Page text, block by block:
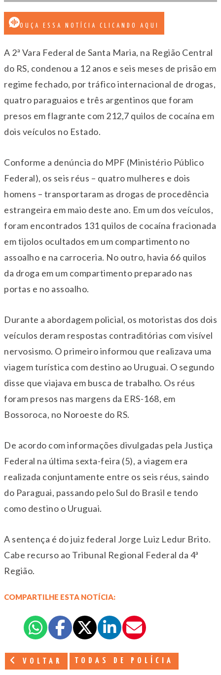
OUÇA ESSA NOTÍCIA CLICANDO AQUI
A 2ª Vara Federal de Santa Maria, na Região Central
do RS, condenou a 12 anos e seis meses de prisão em
regime fechado, por tráfico internacional de drogas,
quatro paraguaios e três argentinos que foram
presos em flagrante com 212,7 quilos de cocaína em
dois veículos no Estado.
Conforme a denúncia do MPF (Ministério Público
Federal), os seis réus – quatro mulheres e dois
homens – transportaram as drogas de procedência
estrangeira em maio deste ano. Em um dos veículos,
foram encontrados 131 quilos de cocaína fracionada
em tijolos ocultados em um compartimento no
assoalho e na carroceria. No outro, havia 66 quilos
da droga em um compartimento preparado nas
portas e no assoalho.
Durante a abordagem policial, os motoristas dos dois
veículos deram respostas contraditórias com visível
nervosismo. O primeiro informou que realizava uma
viagem turística com destino ao Uruguai. O segundo
disse que viajava em busca de trabalho. Os réus
foram presos nas margens da ERS-168, em
Bossoroca, no Noroeste do RS.
De acordo com informações divulgadas pela Justiça
Federal na última sexta-feira (5), a viagem era
realizada conjuntamente entre os seis réus, saindo
do Paraguai, passando pelo Sul do Brasil e tendo
como destino o Uruguai.
A sentença é do juiz federal Jorge Luiz Ledur Brito.
Cabe recurso ao Tribunal Regional Federal da 4ª
Região.
COMPARTILHE ESTA NOTÍCIA:
VOLTAR TODAS DE POLÍCIA